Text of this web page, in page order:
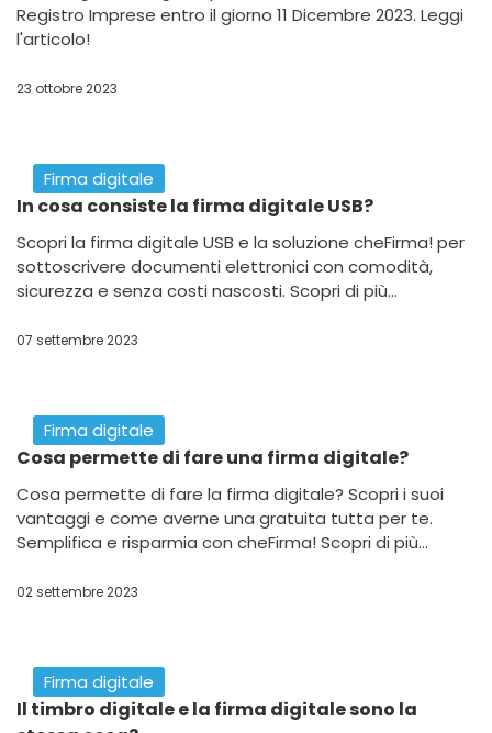
La guida completa per ottenere il bonus ristorazione
2024, con finanziamenti a fondo perduto fino a 30.000
Firma digitale
Comunicazione del Titolare Effettivo: c'è tempo
fino all'11 maggio per ridurre la sanzione
Comunicazione del Titolare Effettivo entro l'11 maggio
2024 l'unico modo per pagare multe meno pesanti.
Firma digitale